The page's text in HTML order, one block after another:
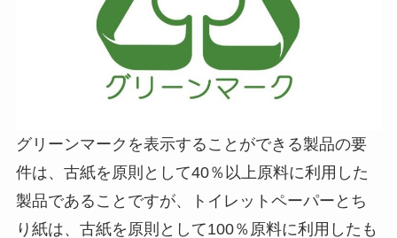
グリーンマークを表示することができる製品の要
件は、古紙を原則として40％以上原料に利用した
製品であることですが、トイレットペーパーとち
り紙は、古紙を原則として100％原料に利用したも